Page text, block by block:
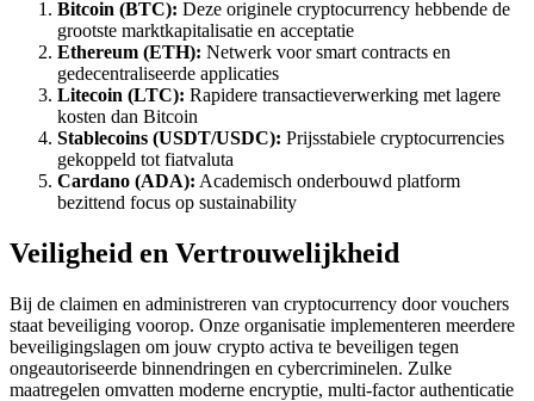
Bitcoin (BTC): Deze originele cryptocurrency hebbende de
grootste marktkapitalisatie en acceptatie
Ethereum (ETH): Netwerk voor smart contracts en
gedecentraliseerde applicaties
Litecoin (LTC): Rapidere transactieverwerking met lagere
kosten dan Bitcoin
Stablecoins (USDT/USDC): Prijsstabiele cryptocurrencies
gekoppeld tot fiatvaluta
Cardano (ADA): Academisch onderbouwd platform
bezittend focus op sustainability
Veiligheid en Vertrouwelijkheid
Bij de claimen en administreren van cryptocurrency door vouchers
staat beveiliging voorop. Onze organisatie implementeren meerdere
beveiligingslagen om jouw crypto activa te beveiligen tegen
ongeautoriseerde binnendringen en cybercriminelen. Zulke
maatregelen omvatten moderne encryptie, multi-factor authenticatie